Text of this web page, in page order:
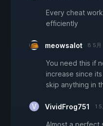
Every cheat
efficiently
meowsalot 8 5月
You need this if
increase since
skip anything in
VividFrog751 1 5